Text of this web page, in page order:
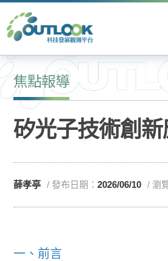
焦點報導
矽光子技術創新
薛孝亭 / 發布日期：2026/06/10 / 瀏
一、前言